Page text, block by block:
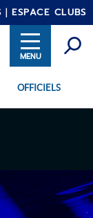
ESPACE CLUBS
OFFICIELS